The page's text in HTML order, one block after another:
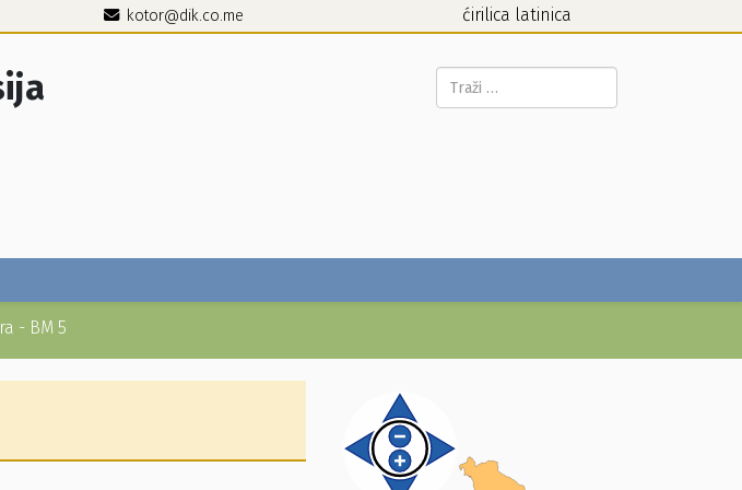
kotor@dik.co.me ćirilica latinica
Pretraga...
- BM 5